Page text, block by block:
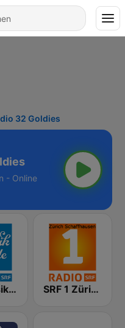
32 Goldies
- Online
SRF Musikwelle SRF 1 Zürich Schaffhausen